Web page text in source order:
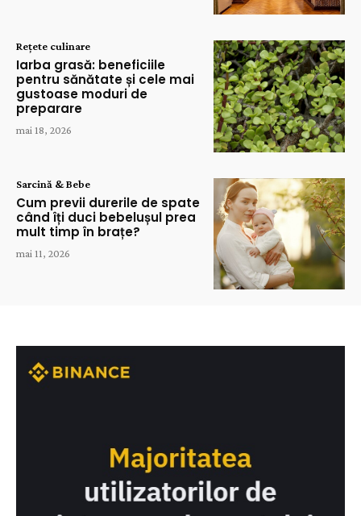
Rețete culinare
Iarba grasă: beneficiile
pentru sănătate și cele mai
gustoase moduri de
preparare
mai 18, 2026
Sarcină & Bebe
Cum previi durerile de spate
când îți duci bebelușul prea
mult timp în brațe?
mai 11, 2026